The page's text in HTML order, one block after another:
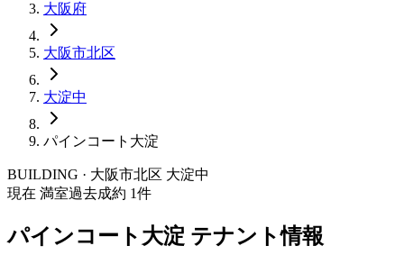
大阪府
大阪市北区
大淀中
パインコート大淀
BUILDING · 大阪市北区 大淀中
現在 満室過去成約 1件
パインコート大淀 テナント情報